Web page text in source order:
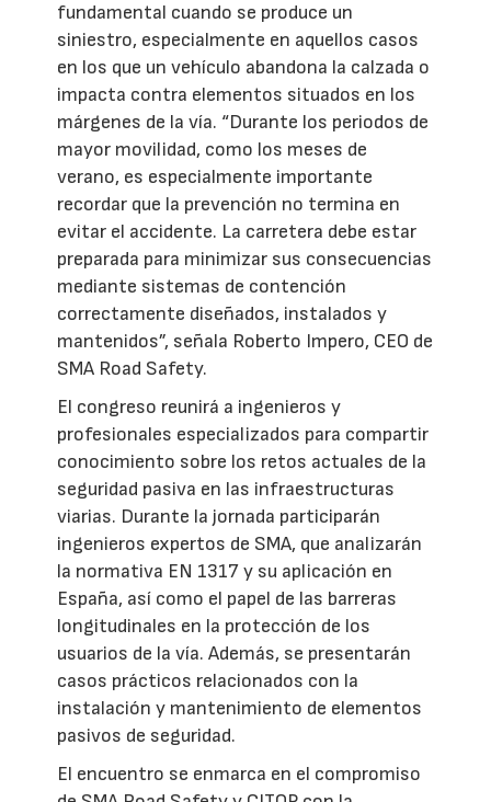
fundamental cuando se produce un
siniestro, especialmente en aquellos casos
en los que un vehículo abandona la calzada o
impacta contra elementos situados en los
márgenes de la vía. “Durante los periodos de
mayor movilidad, como los meses de
verano, es especialmente importante
recordar que la prevención no termina en
evitar el accidente. La carretera debe estar
preparada para minimizar sus consecuencias
mediante sistemas de contención
correctamente diseñados, instalados y
mantenidos”, señala Roberto Impero, CEO de
SMA Road Safety.
El congreso reunirá a ingenieros y
profesionales especializados para compartir
conocimiento sobre los retos actuales de la
seguridad pasiva en las infraestructuras
viarias. Durante la jornada participarán
ingenieros expertos de SMA, que analizarán
la normativa EN 1317 y su aplicación en
España, así como el papel de las barreras
longitudinales en la protección de los
usuarios de la vía. Además, se presentarán
casos prácticos relacionados con la
instalación y mantenimiento de elementos
pasivos de seguridad.
El encuentro se enmarca en el compromiso